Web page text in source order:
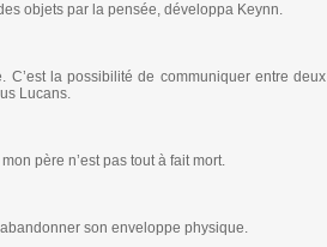
objets par la pensée, développa Keynn.
la possibilité de communiquer entre deux
Lucans.
père n’est pas tout à fait mort.
son enveloppe physique.